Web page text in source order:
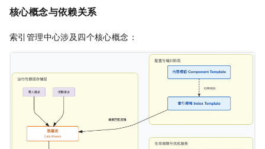
核心概念与依赖关系
索引管理中心涉及四个核心概念：